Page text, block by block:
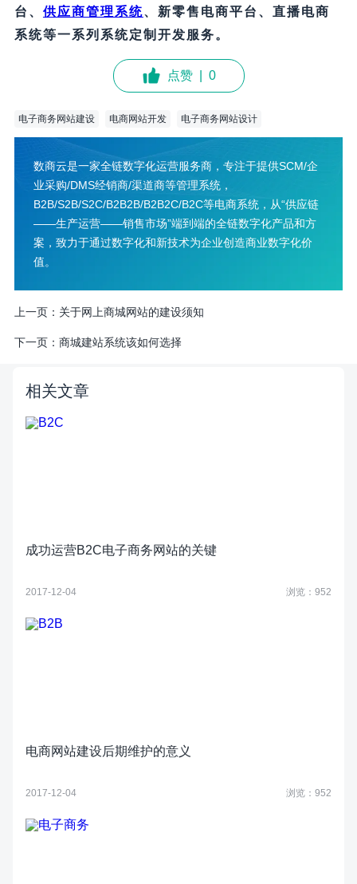
台、 供应商管理系统、新零售电商平台、直播电商
系统等一系列系统定制开发服务。
点赞 0
电子商务网站建设 电商网站开发 电子商务网站设计
数商云是一家全链数字化运营服务商，专注于提供SCM/企
业采购/DMS经销商/渠道商等管理系统，
B2B/S2B/S2C/B2B2B/B2B2C/B2C等电商系统，从“供应链
——生产运营——销售市场”端到端的全链数字化产品和方
案，致力于通过数字化和新技术为企业创造商业数字化价
值。
上一页： 关于网上商城网站的建设须知
下一页： 商城建站系统该如何选择
相关文章
成功运营B2C电子商务网站的关键
2017-12-04 浏览：952
电商网站建设后期维护的意义
2017-12-04 浏览：952